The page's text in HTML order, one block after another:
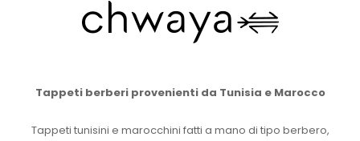
Tappeti berberi provenienti da Tunisia e Marocco
Tappeti tunisini e marocchini fatti a mano di tipo berbero,